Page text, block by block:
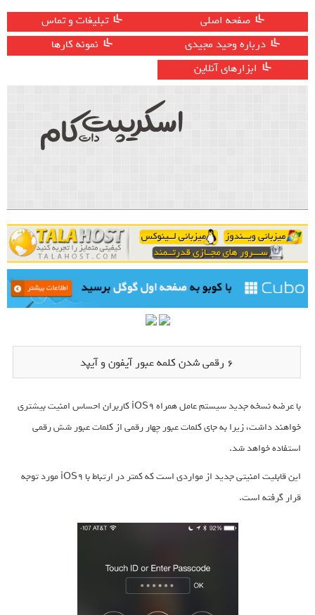
صفحه اصلی
تبلیغات و تماس
درباره وحید مجیدی
نمونه کارها
ابزارهای آنلاین
6 رقمی شدن کلمه عبور آیفون و آیپد
با عرضه نسخه جدید سیستم عامل همراه iOS9 کاربران احساس امنیت بیشتری
خواهند داشت، زیرا به جای کلمات عبور چهار رقمی از کلمات عبور شش رقمی
استفاده خواهد شد.
این قابلیت امنیتی جدید از مواردی است که کمتر در ارتباط با iOS9 مورد توجه
قرار گرفته است.